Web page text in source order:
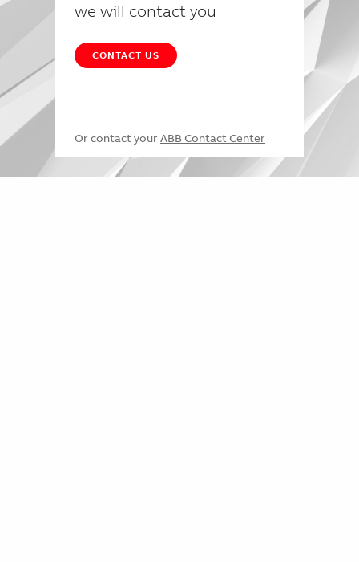
we will contact you
CONTACT US
Or contact your ABB Contact Center